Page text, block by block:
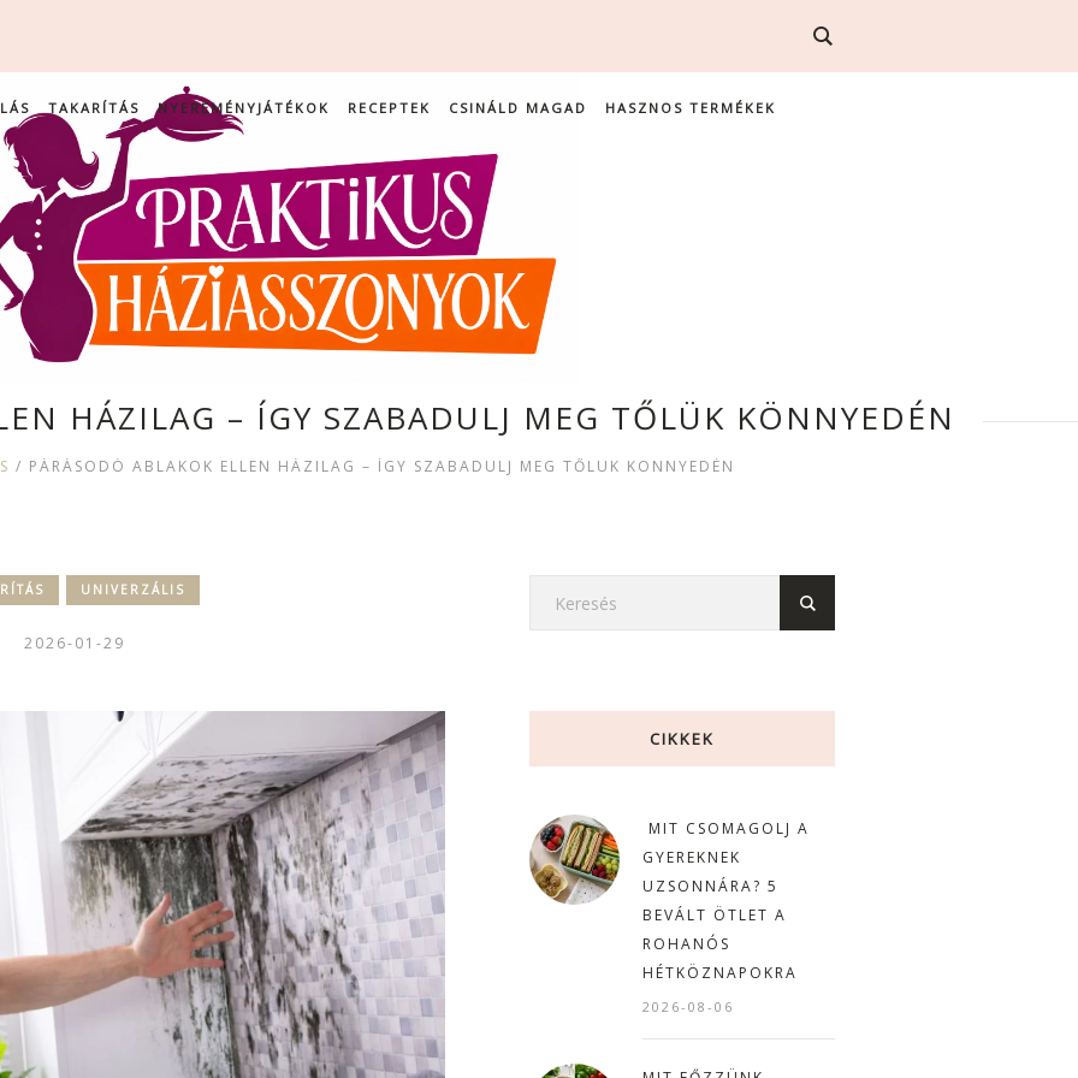
TAKARÍTÁS NYEREMÉNYJÁTÉKOK RECEPTEK CSINÁLD MAGAD HASZNOS TERMÉKEK
HÁZILAG – ÍGY SZABADULJ MEG TŐLÜK KÖNNYEDÉN
/ PÁRÁSODÓ ABLAKOK ELLEN HÁZILAG – ÍGY SZABADULJ MEG TŐLÜK KÖNNYEDÉN
UNIVERZÁLIS
2026-01-29
CIKKEK
MIT CSOMAGOLJ A
GYEREKNEK
UZSONNÁRA? 5
BEVÁLT ÖTLET A
ROHANÓS
HÉTKÖZNAPOKRA
2026-08-06